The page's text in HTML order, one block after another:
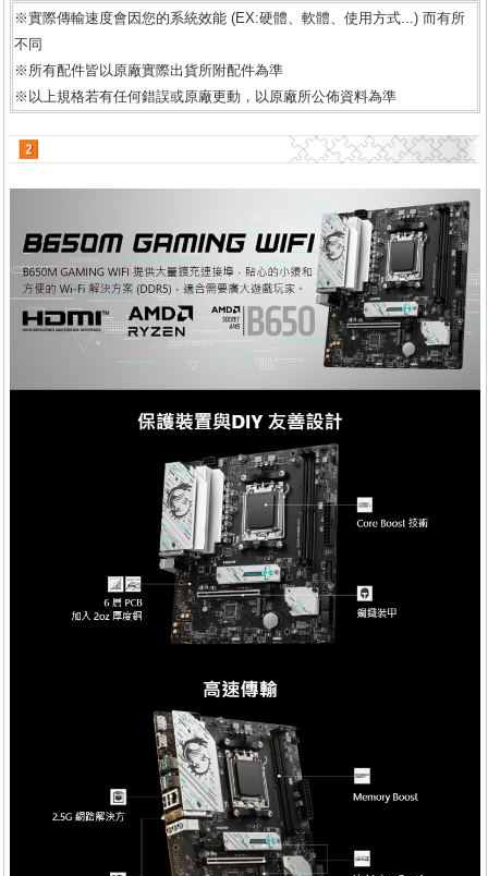
※實際傳輸速度會因您的系統效能 (EX:硬體、軟體、使用方式...) 而有所
不同
※所有配件皆以原廠實際出貨所附配件為準
※以上規格若有任何錯誤或原廠更動，以原廠所公佈資料為準